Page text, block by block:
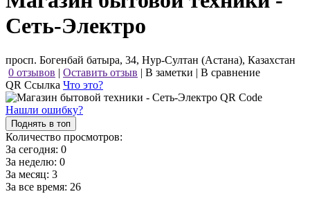
Сеть-Электро
просп. Богенбай батыра, 34, Нур-Султан (Астана), Казахстан
0 отзывов | Оставить отзыв | В заметки | В сравнение
QR Ссылка Что это?
Нашли ошибку?
Поднять в топ
Количество просмотров:
За сегодня: 0
За неделю: 0
За месяц: 3
За все время: 26